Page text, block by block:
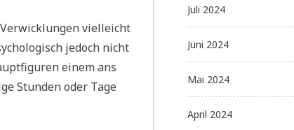
vielleicht
jedoch nicht
einem ans
Stunden oder Tage
Juli 2024
Juni 2024
Mai 2024
April 2024